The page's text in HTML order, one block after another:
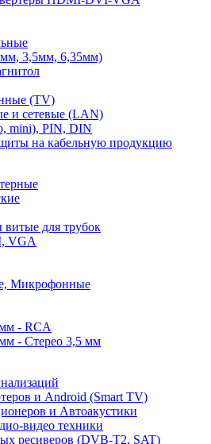
3,5мм, 6,35мм)
(TV)
и сетевые (LAN)
mini), PIN, DIN
на кабельную продукцию
для трубок
VGA
Микрофонные
- RCA
- Стерео 3,5 мм
и Android (Smart TV)
и Автоакустики
видео техники
ресиверов (DVB-T2, SAT)